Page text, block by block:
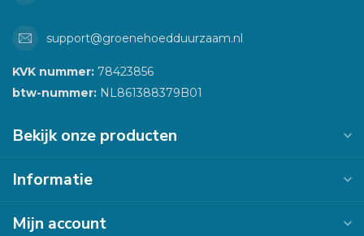
support@groenehoedduurzaam.nl
KVK nummer: 78423856
btw-nummer: NL861388379B01
Bekijk onze producten
Informatie
Mijn account